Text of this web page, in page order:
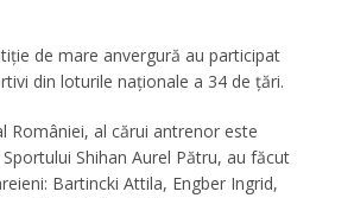
de mare anvergură au participat
din loturile naţionale a 34 de ţări.
României, al cărui antrenor este
Shihan Aurel Pătru, au făcut
Bartincki Attila, Engber Ingrid,